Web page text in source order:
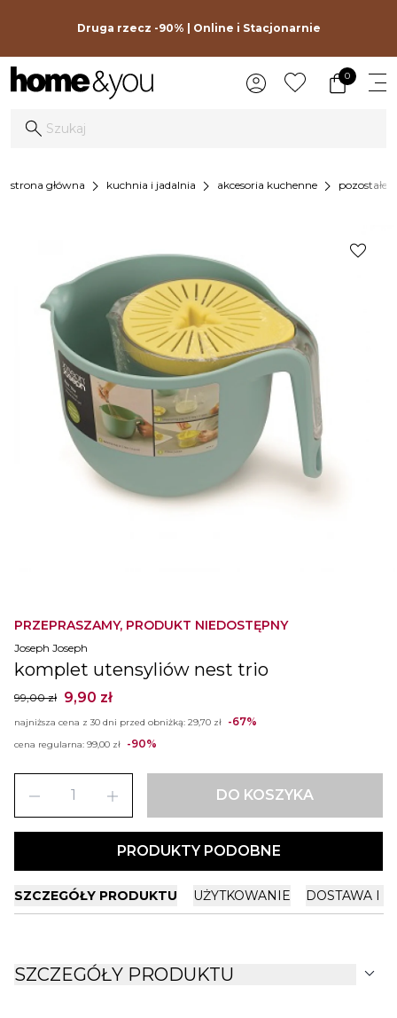
Druga rzecz -90% | Online i Stacjonarnie
0
strona główna chevron_right kuchnia i jadalnia chevron_right akcesoria kuchenne chevron_right pozostałe
PRZEPRASZAMY, PRODUKT NIEDOSTĘPNY
Joseph Joseph
komplet utensyliów nest trio
99,00 zł 9,90 zł
najniższa cena z 30 dni przed obniżką: 29,70 zł -67%
cena regularna: 99,00 zł -90%
remove add DO KOSZYKA
PRODUKTY PODOBNE
favorite
SZCZEGÓŁY PRODUKTU UŻYTKOWANIE DOSTAWA I
SZCZEGÓŁY PRODUKTU expand_more